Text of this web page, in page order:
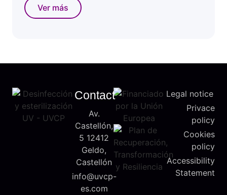
Ver más
Legal notice
Privace
policy
Cookies
policy
Accessibility
Statement
Contact
Av.
Castellón,
5 12412
Geldo,
Castellón
info@uvcp-
es.com